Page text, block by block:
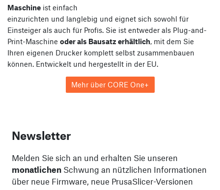
Maschine ist einfach
einzurichten und langlebig und eignet sich sowohl für
Einsteiger als auch für Profis. Sie ist entweder als Plug-and-
Print-Maschine oder als Bausatz erhältlich, mit dem Sie
Ihren eigenen Drucker komplett selbst zusammenbauen
können. Entwickelt und hergestellt in der EU.
Mehr über CORE One+
Newsletter
Melden Sie sich an und erhalten Sie unseren
monatlichen Schwung an nützlichen Informationen
über neue Firmware, neue PrusaSlicer-Versionen